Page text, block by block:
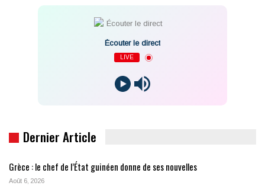
Écouter le direct
LIVE
Dernier Article
Grèce : le chef de l’État guinéen donne de ses nouvelles
Août 6, 2026